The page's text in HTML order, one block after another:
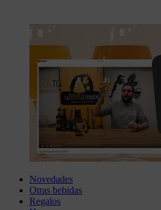
Novedades
Otras bebidas
Regalos